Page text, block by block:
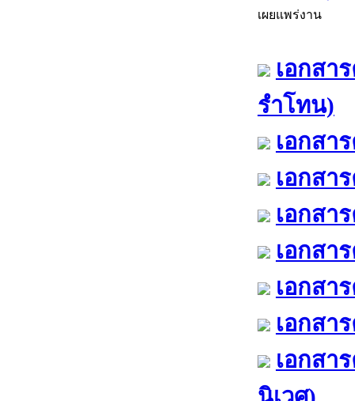
เผยแพร่งาน
เอกสา
รำโทน)
เอกสา
เอกสา
เอกสา
เอกสา
เอกสา
เอกสา
เอกสา